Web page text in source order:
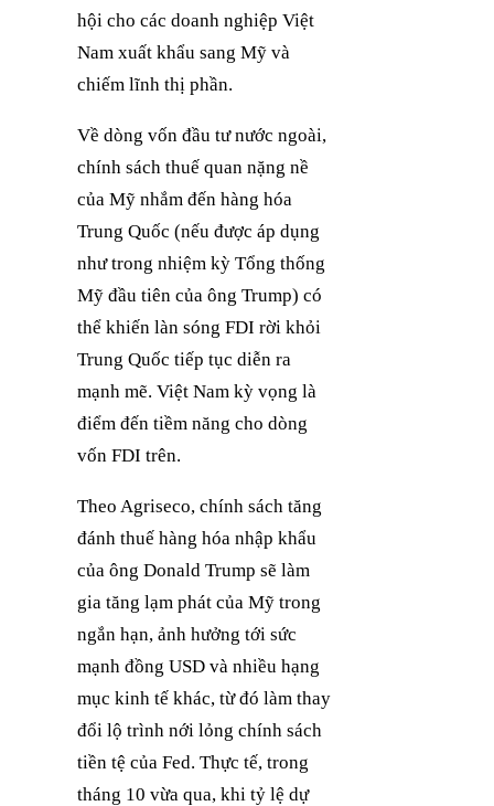
hội cho các doanh nghiệp Việt
Nam xuất khẩu sang Mỹ và
chiếm lĩnh thị phần.
Về dòng vốn đầu tư nước ngoài,
chính sách thuế quan nặng nề
của Mỹ nhắm đến hàng hóa
Trung Quốc (nếu được áp dụng
như trong nhiệm kỳ Tổng thống
Mỹ đầu tiên của ông Trump) có
thể khiến làn sóng FDI rời khỏi
Trung Quốc tiếp tục diễn ra
mạnh mẽ. Việt Nam kỳ vọng là
điểm đến tiềm năng cho dòng
vốn FDI trên.
Theo Agriseco, chính sách tăng
đánh thuế hàng hóa nhập khẩu
của ông Donald Trump sẽ làm
gia tăng lạm phát của Mỹ trong
ngắn hạn, ảnh hưởng tới sức
mạnh đồng USD và nhiều hạng
mục kinh tế khác, từ đó làm thay
đổi lộ trình nới lỏng chính sách
tiền tệ của Fed. Thực tế, trong
tháng 10 vừa qua, khi tỷ lệ dự